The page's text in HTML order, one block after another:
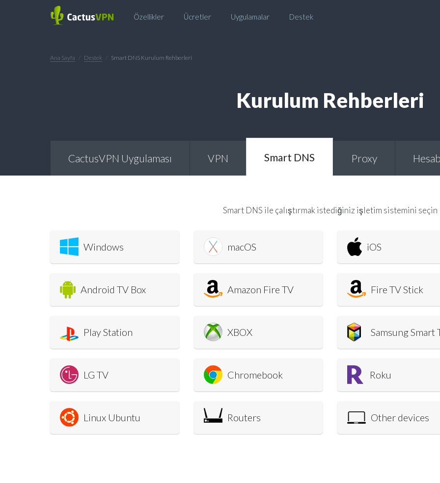
Özellikler Ücretler Uygulamalar Destek
Ana Sayfa Destek Smart DNS Kurulum Rehberleri
Kurulum Rehberleri
CactusVPN Uygulaması VPN Smart DNS Proxy
Smart DNS ile çalıştırmak istediğiniz işletim sistemini seçin
Windows macOS iOS
Android TV Box Amazon Fire TV Fire TV Stick
Play Station XBOX Samsung Smart
LG TV Chromebook Roku
Linux Ubuntu Routers Other devices